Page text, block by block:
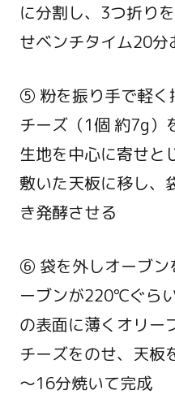
に分割し、3つ折り
せベンチタイム20分
⑤ 粉を振り手で軽く
チーズ（1個 約7g）
生地を中心に寄せと
敷いた天板に移し、
き発酵させる
⑥ 袋を外しオーブ
ーブンが220℃ぐら
の表面に薄くオリー
チーズをのせ、天
～16分焼いて完成